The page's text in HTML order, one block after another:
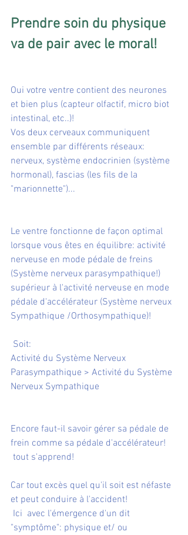
Prendre soin du physique
va de pair avec le moral!
Oui votre ventre contient des neurones
et bien plus (capteur olfactif, micro biot
intestinal, etc..)!
Vos deux cerveaux communiquent
ensemble par différents réseaux:
nerveux, système endocrinien (système
hormonal), fascias (les fils de la
"marionnette")...
Le ventre fonctionne de façon optimal
lorsque vous êtes en équilibre: activité
nerveuse en mode pédale de freins
(Système nerveux parasympathique!)
supérieur à l'activité nerveuse en mode
pédale d'accélérateur (Système nerveux
Sympathique /Orthosympathique)!
Soit:
Activité du Système Nerveux
Parasympathique > Activité du Système
Nerveux Sympathique
Encore faut-il savoir gérer sa pédale de
frein comme sa pédale d'accélérateur!
tout s'apprend!
Car tout excès quel qu'il soit est néfaste
et peut conduire à l'accident!
"symptôme": physique et/ ou